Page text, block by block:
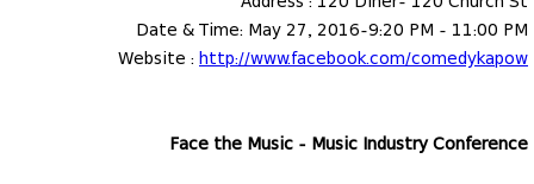
Date & Time: May 27, 2016-9:20 PM - 11:00 PM
Website :http://www.facebook.com/comedykapow
Face the Music - Music Industry Conference